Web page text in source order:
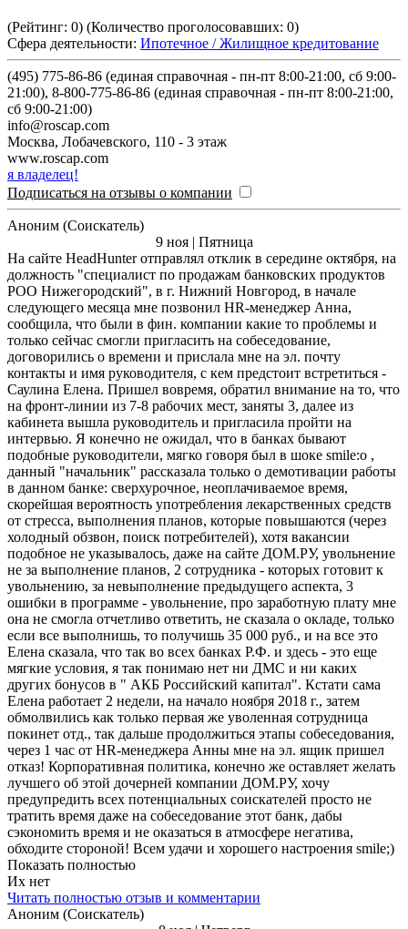
(Рейтинг: 0) (Количество проголосовавших: 0)
Сфера деятельности: Ипотечное / Жилищное кредитование
(495) 775-86-86 (единая справочная - пн-пт 8:00-21:00, сб 9:00-
21:00), 8-800-775-86-86 (единая справочная - пн-пт 8:00-21:00,
сб 9:00-21:00)
info@roscap.com
Москва, Лобачевского, 110 - 3 этаж
www.roscap.com
я владелец!
Подписаться на отзывы о компании
Аноним (Соискатель)
9 ноя | Пятница
На сайте HeadHunter отправлял отклик в середине октября, на
должность "специалист по продажам банковских продуктов
РОО Нижегородский", в г. Нижний Новгород, в начале
следующего месяца мне позвонил HR-менеджер Анна,
сообщила, что были в фин. компании какие то проблемы и
только сейчас смогли пригласить на собеседование,
договорились о времени и прислала мне на эл. почту
контакты и имя руководителя, с кем предстоит встретиться -
Саулина Елена. Пришел вовремя, обратил внимание на то, что
на фронт-линии из 7-8 рабочих мест, заняты 3, далее из
кабинета вышла руководитель и пригласила пройти на
интервью. Я конечно не ожидал, что в банках бывают
подобные руководители, мягко говоря был в шоке smile:o ,
данный "начальник" рассказала только о демотивации работы
в данном банке: сверхурочное, неоплачиваемое время,
скорейшая вероятность употребления лекарственных средств
от стресса, выполнения планов, которые повышаются (через
холодный обзвон, поиск потребителей), хотя вакансии
подобное не указывалось, даже на сайте ДОМ.РУ, увольнение
не за выполнение планов, 2 сотрудника - которых готовит к
увольнению, за невыполнение предыдущего аспекта, 3
ошибки в программе - увольнение, про заработную плату мне
она не смогла отчетливо ответить, не сказала о окладе, только
если все выполнишь, то получишь 35 000 руб., и на все это
Елена сказала, что так во всех банках Р.Ф. и здесь - это еще
мягкие условия, я так понимаю нет ни ДМС и ни каких
других бонусов в " АКБ Российский капитал". Кстати сама
Елена работает 2 недели, на начало ноября 2018 г., затем
обмолвились как только первая же уволенная сотрудница
покинет отд., так дальше продолжиться этапы собеседования,
через 1 час от HR-менеджера Анны мне на эл. ящик пришел
отказ! Корпоративная политика, конечно же оставляет желать
лучшего об этой дочерней компании ДОМ.РУ, хочу
предупредить всех потенциальных соискателей просто не
тратить время даже на собеседование этот банк, дабы
сэкономить время и не оказаться в атмосфере негатива,
обходите стороной! Всем удачи и хорошего настроения smile;)
Показать полностью
Их нет
Читать полностью отзыв и комментарии
Аноним (Соискатель)